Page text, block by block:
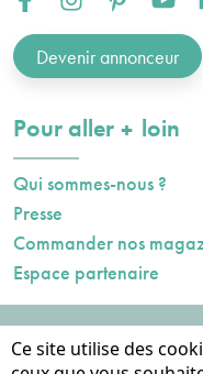
Facebook :Instagram :Pinterest :
Devenir annonceur
Pour aller plusloin
Qui sommes-nous ?
Presse
Commander nos
Espace partenaire
Ce site utilise des